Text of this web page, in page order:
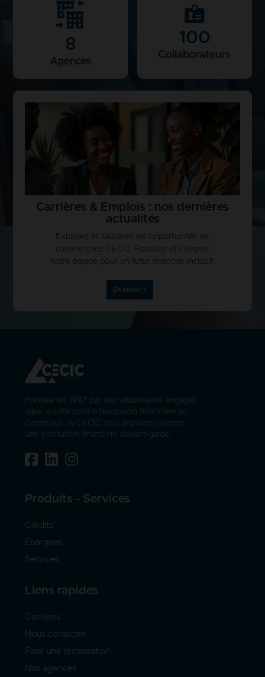
8
Agences
100
Collaborateurs
Carrières & Emplois : nos dernières
actualités
Explorez et saisissez les opportunités de
carrière chez CECIC. Postulez et intégrez
notre équipe pour un futur financier inclusif.
En savoir +
Fondée en 1997 par des visionnaires engagés
dans la lutte contre l'exclusion financière au
Cameroun, la CECIC s'est imposée comme
une institution financière d'avant-garde.
Produits - Services
Crédits
Épargnes
Services
Liens rapides
Carrières
Nous contacter
Faire une réclamation
Nos agences